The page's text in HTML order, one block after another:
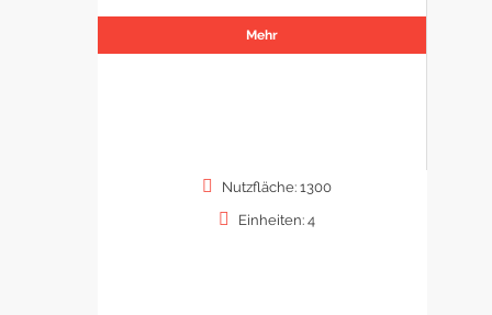
Mehr
Nutzfläche: 1300
Einheiten: 4